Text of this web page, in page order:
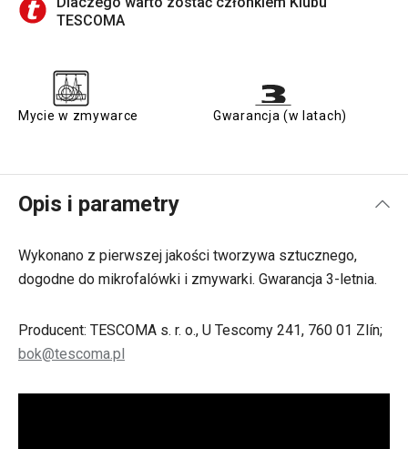
TESCOMA
Mycie w zmywarce Gwarancja (w latach)
Opis i parametry
Wykonano z pierwszej jakości tworzywa sztucznego,
dogodne do mikrofalówki i zmywarki. Gwarancja 3-letnia.
Producent: TESCOMA s. r. o., U Tescomy 241, 760 01 Zlín;
bok@tescoma.pl